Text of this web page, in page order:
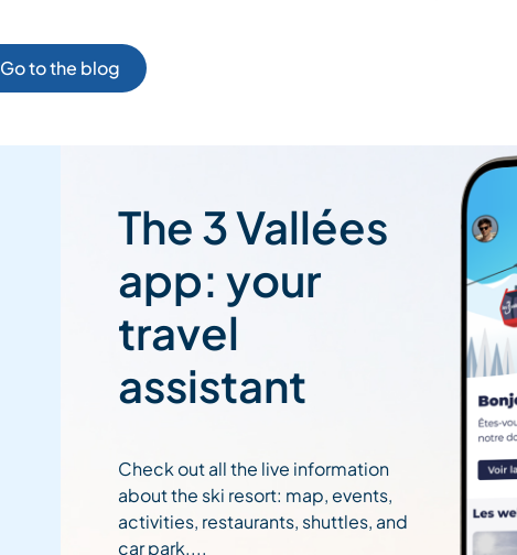
Go to the blog
The 3 Vallées
app: your
travel
assistant
Check out all the live information
about the ski resort: map, events,
activities, restaurants, shuttles, and
car park....